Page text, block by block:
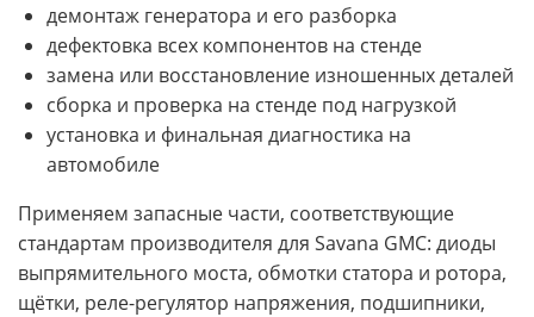
демонтаж генератора и его разборка
дефектовка всех компонентов на стенде
замена или восстановление изношенных деталей
сборка и проверка на стенде под нагрузкой
установка и финальная диагностика на
автомобиле
Применяем запасные части, соответствующие
стандартам производителя для Savana GMC: диоды
выпрямительного моста, обмотки статора и ротора,
щётки, реле-регулятор напряжения, подшипники,